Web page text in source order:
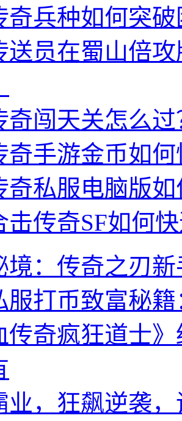
奇兵种如何突
送员在蜀山倍
奇闯天关怎么
奇手游金币如
奇私服电脑版
击传奇SF如何
境：传奇之刃
服打币致富秘
传奇疯狂道士
业，狂飙逆袭